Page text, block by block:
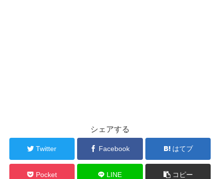
シェアする
Twitter Facebook はてブ
Pocket LINE コピー